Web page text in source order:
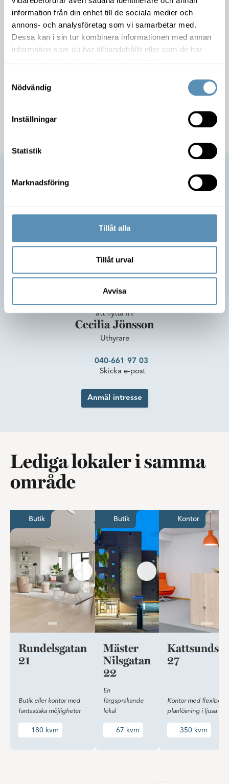
information från din enhet till de sociala medier och
annons- och analysföretag som vi samarbetar med.
Dessa kan i sin tur kombinera informationen med annan
information som du har tillhandahållit eller som de har
Nödvändig
Inställningar
Statistik
Marknadsföring
Tillåt alla
Tillåt urval
Avvisa
Fastigheten
Service
Är du intresserad av lokalen?
Ta kontakt med mig så berättar jag mer om möjligheterna
att flytta in!
Cecilia Jönsson
Uthyrare
040-661 97 03
Skicka e-post
Anmäl intresse
Lediga lokaler i samma
område
Butik eller kontor med fantastiska möjligheter
Butik
Rundelsgatan
21
Butik eller kontor med
fantastiska möjligheter
180 kvm
En färgsprakande lokal
Butik
Mäster
Nilsgatan
22
En
färgsprakande
lokal
67 kvm
Kontor
27
Kontor med flexibel
planlösning i ljusa
350 kvm